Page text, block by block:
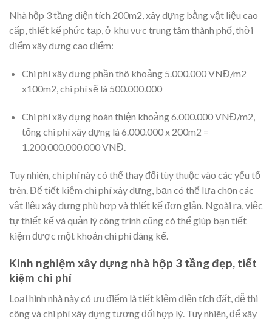
Nhà hộp 3 tầng diện tích 200m2, xây dựng bằng vật liệu cao
cấp, thiết kế phức tạp, ở khu vực trung tâm thành phố, thời
điểm xây dựng cao điểm:
Chi phí xây dựng phần thô khoảng 5.000.000 VNĐ/m2
x100m2, chi phí sẽ là 500.000.000
Chi phí xây dựng hoàn thiện khoảng 6.000.000 VNĐ/m2,
tổng chi phí xây dựng là 6.000.000 x 200m2 =
1.200.000.000.000 VNĐ.
Tuy nhiên, chi phí này có thể thay đổi tùy thuộc vào các yếu tố
trên. Để tiết kiệm chi phí xây dựng, bạn có thể lựa chọn các
vật liệu xây dựng phù hợp và thiết kế đơn giản. Ngoài ra, việc
tự thiết kế và quản lý công trình cũng có thể giúp bạn tiết
kiệm được một khoản chi phí đáng kể.
Kinh nghiệm xây dựng nhà hộp 3 tầng đẹp, tiết
kiệm chi phí
Loại hình nhà này có ưu điểm là tiết kiệm diện tích đất, dễ thi
công và chi phí xây dựng tương đối hợp lý. Tuy nhiên, để xây